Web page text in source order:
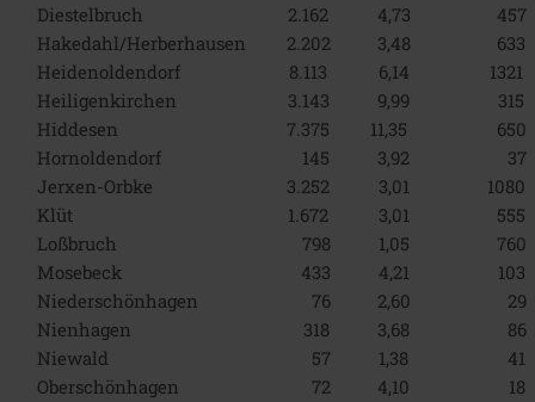
Diestelbruch
2.162 4,73
457
Hakedahl/Herberhausen
2.202 3,48
633
Heidenoldendorf
8.113 6,14
1321
Heiligenkirchen
3.143 9,99
315
Hiddesen
7.375 11,35
650
Hornoldendorf
145 3,92
37
Jerxen-Orbke
3.252 3,01
1080
Klüt
1.672 3,01
555
Loßbruch
798 1,05
760
Mosebeck
433 4,21
103
Niederschönhagen
76 2,60
29
Nienhagen
318 3,68
86
Niewald
57 1,38
41
Oberschönhagen
72 4,10
18